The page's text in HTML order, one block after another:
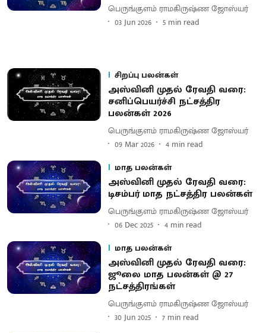
பெருங்குளம் ராமகிருஷ்ண ஜோஸ்யர்
03 Jun 2026
5 min read
சிறப்பு பலன்கள்
அஸ்வினி முதல் ரேவதி வரை:
சனிப்பெயர்ச்சி நட்சத்திர
பலன்கள் 2026
பெருங்குளம் ராமகிருஷ்ண ஜோஸ்யர்
09 Mar 2026
4 min read
மாத பலன்கள்
அஸ்வினி முதல் ரேவதி வரை:
டிசம்பர் மாத நட்சத்திர பலன்கள்
பெருங்குளம் ராமகிருஷ்ண ஜோஸ்யர்
06 Dec 2025
4 min read
மாத பலன்கள்
அஸ்வினி முதல் ரேவதி வரை:
ஜூலை மாத பலன்கள் @ 27
நட்சத்திரங்கள்
பெருங்குளம் ராமகிருஷ்ண ஜோஸ்யர்
30 Jun 2025
7 min read